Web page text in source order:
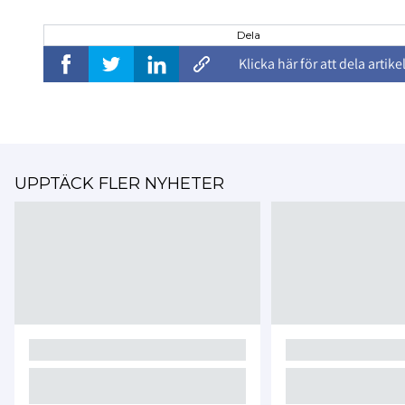
Dela
Klicka här för att dela
UPPTÄCK FLER NYHETER